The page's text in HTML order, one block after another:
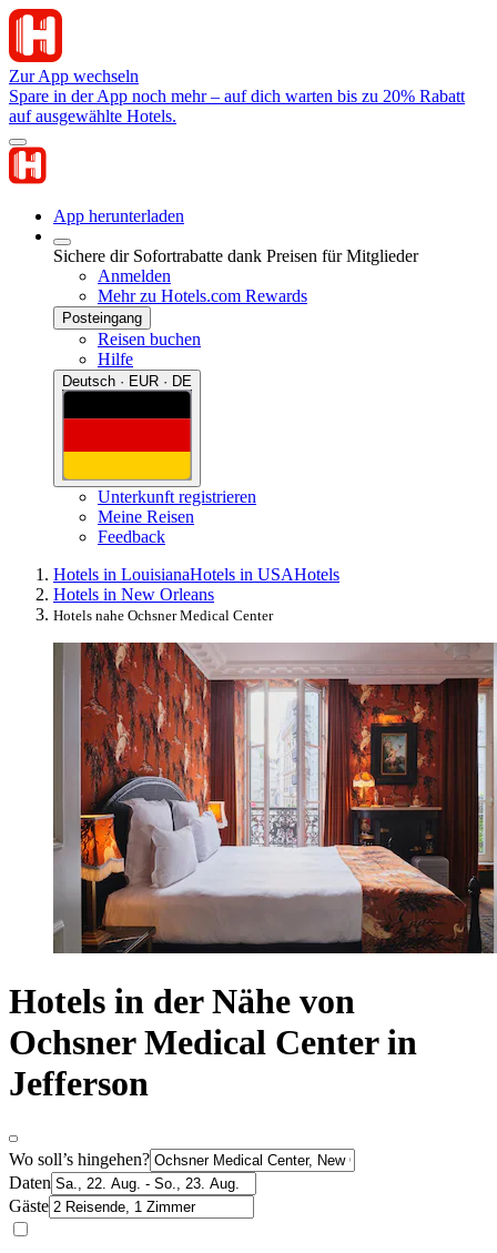
Zur App wechseln
Spare in der App noch mehr – auf dich warten bis zu 20% Rabatt
auf ausgewählte Hotels.
App herunterladen
Sichere dir Sofortrabatte dank Preisen für Mitglieder
Anmelden
Mehr zu Hotels.com Rewards
Posteingang
Reisen buchen
Hilfe
Deutsch · EUR · DE
Unterkunft registrieren
Meine Reisen
Feedback
Hotels in LouisianaHotels in USAHotels
Hotels in New Orleans
Hotels nahe Ochsner Medical Center
Hotels in der Nähe von
Ochsner Medical Center in
Jefferson
Wo soll’s hingehen?
Daten
Gäste